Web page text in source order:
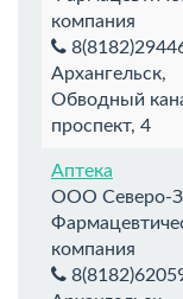
компания
Архангельск,
Обводный
проспект, 4
Аптека
ООО Северо-
компания